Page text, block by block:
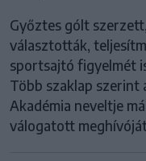
Győztes gólt
választották,
sportsajtó figyelmét
Több szaklap szerint
Akadémia neveltje
válogatott